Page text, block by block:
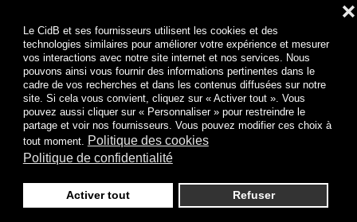
Le CidB et ses fournisseurs utilisent les cookies et des
technologies similaires pour améliorer votre expérience et mesurer
vos interactions avec notre site internet et nos services. Nous
pouvons ainsi vous fournir des informations pertinentes dans le
cadre de vos recherches et dans les contenus diffusées sur notre
site. Si cela vous convient, cliquez sur « Activer tout ». Vous
pouvez aussi cliquer sur « Personnaliser » pour restreindre le
partage et voir nos fournisseurs. Vous pouvez modifier ces choix à
tout moment. Politique des cookies
Politique de confidentialité
Activer tout Refuser
❌
J’ai lu et j’accepte lesTermes et conditionset la
Politique de confidentialité
Je m'abonne